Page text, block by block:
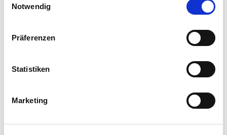
Cookies, wenn Sie unsere Webseite weiterhin nutzen.
Notwendig
Präferenzen
Statistiken
Marketing